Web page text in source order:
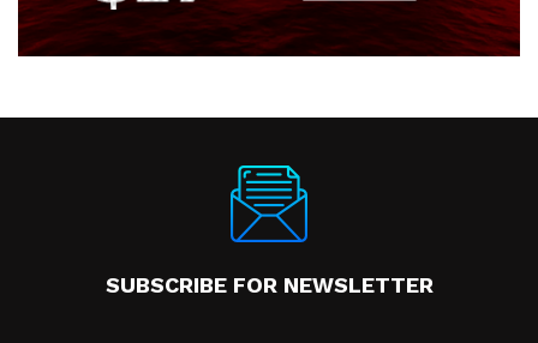
SUBSCRIBE FOR NEWSLETTER